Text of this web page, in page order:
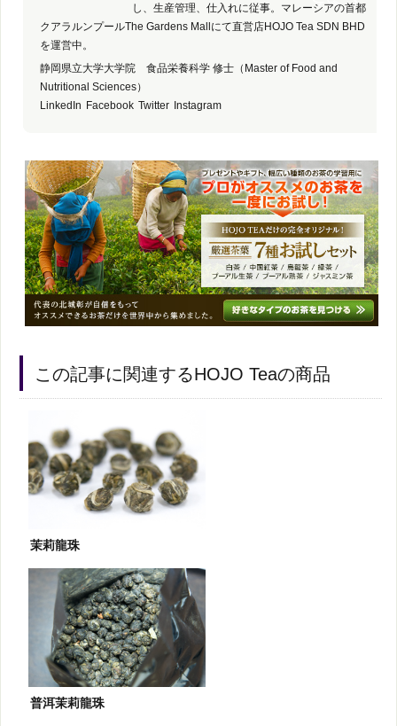
し、生産管理、仕入れに従事。マレーシアの首都
クアラルンプールThe Gardens Mallにて直営店HOJO Tea SDN BHD
を運営中。
静岡県立大学大学院 食品栄養科学 修士（Master of Food and
Nutritional Sciences）
LinkedIn Facebook Twitter Instagram
この記事に関連するHOJO Teaの商品
茉莉龍珠
普洱茉莉龍珠